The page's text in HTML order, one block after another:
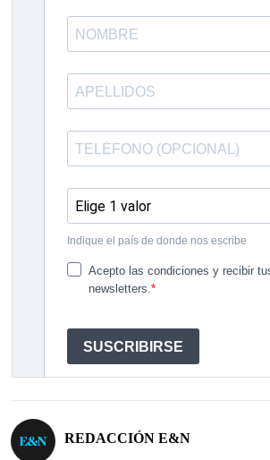
REDACCIÓN E&N